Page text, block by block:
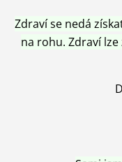
Zdraví se nedá
na rohu. Zdraví